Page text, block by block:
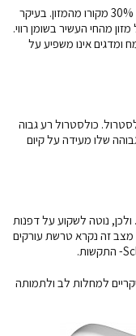
כ- 70% מהכולסטרול אשר בגופנו מיוצר בכבד וכ- 30% מקורו מהמזון. בעיקר
מהחי העשיר בשומן רווי.
ומדגים אינו משפיע על
כולסטרול רע גבוה
שלו מעידה על קיום
נוטה לשקוע על דפנות
מצב זה נקרא טרשת עורקים
למחלות לב ולתמותה